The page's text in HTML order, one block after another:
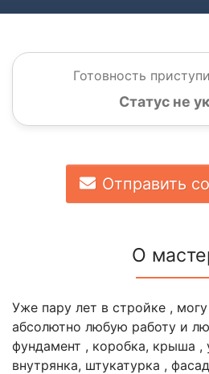
Готовность
Статус не
Отправить
О
Уже пару лет в стройке ,
абсолютно любую работу и
фундамент , коробка, крыша ,
внутрянка, штукатурка ,